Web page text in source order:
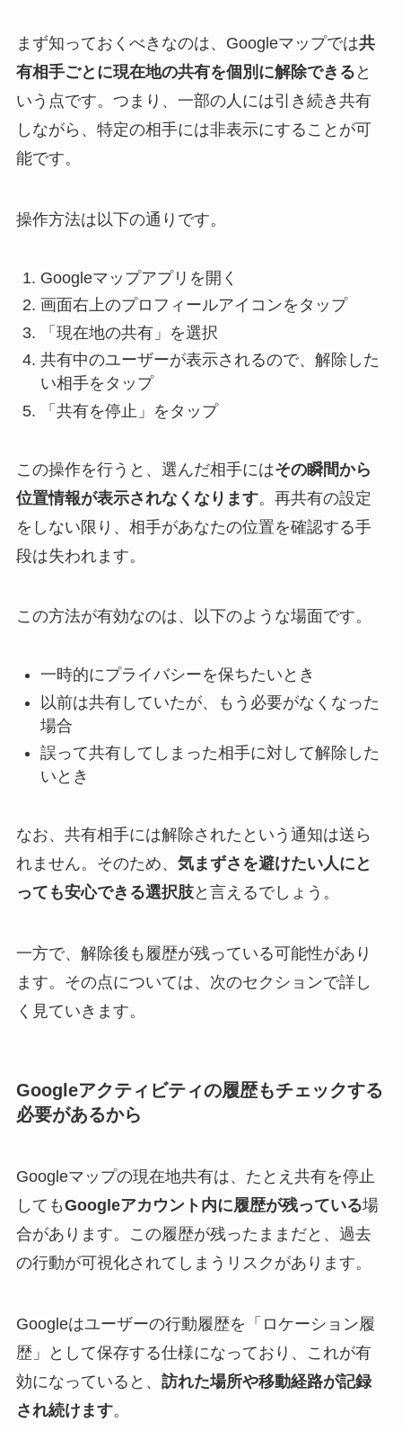
まず知っておくべきなのは、Googleマップでは共
有相手ごとに現在地の共有を個別に解除できる と
いう点です。つまり、一部の人には引き続き共有
しながら、特定の相手には非表示にすることが可
能です。
操作方法は以下の通りです。
Googleマップアプリを開く
画面右上のプロフィールアイコンをタップ
「現在地の共有」を選択
共有中のユーザーが表示されるので、解除した
い相手をタップ
「共有を停止」をタップ
この操作を行うと、選んだ相手にはその瞬間から
位置情報が表示されなくなります。再共有の設定
をしない限り、相手があなたの位置を確認する手
段は失われます。
この方法が有効なのは、以下のような場面です。
一時的にプライバシーを保ちたいとき
以前は共有していたが、もう必要がなくなった
場合
誤って共有してしまった相手に対して解除した
いとき
なお、共有相手には解除されたという通知は送ら
れません。そのため、 気まずさを避けたい人にと
っても安心できる選択肢と言えるでしょう。
一方で、解除後も履歴が残っている可能性があり
ます。その点については、次のセクションで詳し
く見ていきます。
Googleアクティビティの履歴もチェックする
必要があるから
Googleマップの現在地共有は、たとえ共有を停止
してもGoogleアカウント内に履歴が残っている場
合があります。この履歴が残ったままだと、過去
の行動が可視化されてしまうリスクがあります。
Googleはユーザーの行動履歴を「ロケーション履
歴」として保存する仕様になっており、これが有
効になっていると、 訪れた場所や移動経路が記録
され続けます。